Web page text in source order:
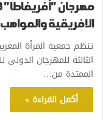
الافريقية والمواهب
الممتدة من…
أكمل القراءة »